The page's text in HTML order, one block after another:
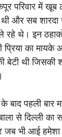
परिवार में
और सब शारदा
थे। इन
प्रिया का मायके
बेटी थी जिसकी
के बाद पहली
से दिल्ली का
जब भी आई